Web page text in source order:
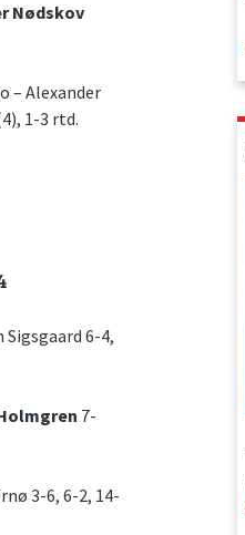
Nødskov
– Alexander
1-3 rtd.
Sigsgaard 6-4,
7-
3-6, 6-2, 14-